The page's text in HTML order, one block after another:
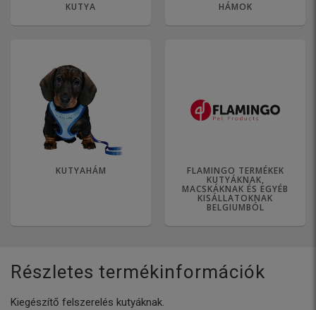
KUTYA HÁMOK
KUTYAHÁM FLAMINGO TERMÉKEK
KUTYÁKNAK,
MACSKÁKNAK ÉS EGYÉB
KISÁLLATOKNAK
BELGIUMBÓL
Részletes termékinformációk
Kiegészítő felszerelés kutyáknak.